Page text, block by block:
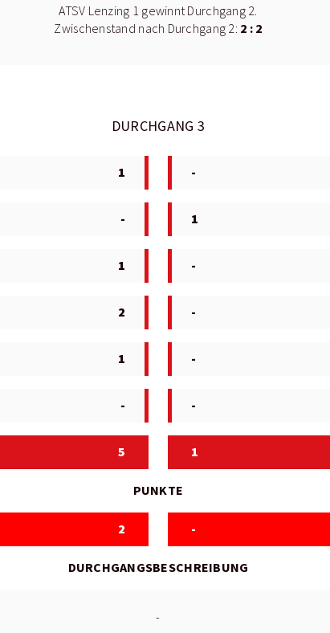
ATSV Lenzing 1 gewinnt Durchgang 2.
Zwischenstand nach Durchgang 2: 2 : 2
DURCHGANG 3
1 -
- 1
1 -
2 -
1 -
- -
5 1
PUNKTE
2 -
DURCHGANGSBESCHREIBUNG
-